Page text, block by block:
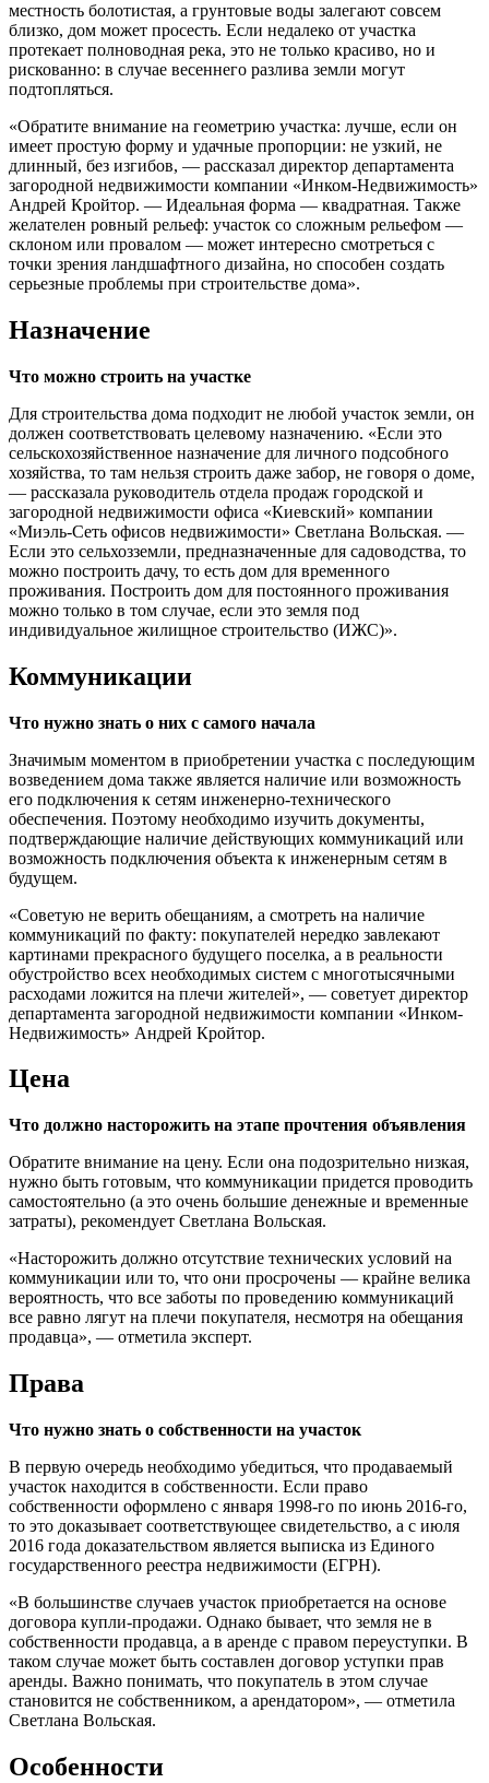
местность болотистая, а грунтовые воды залегают совсем
близко, дом может просесть. Если недалеко от участка
протекает полноводная река, это не только красиво, но и
рискованно: в случае весеннего разлива земли могут
подтопляться.
«Обратите внимание на геометрию участка: лучше, если он
имеет простую форму и удачные пропорции: не узкий, не
длинный, без изгибов, — рассказал директор департамента
загородной недвижимости компании «Инком-Недвижимость»
Андрей Кройтор. — Идеальная форма — квадратная. Также
желателен ровный рельеф: участок со сложным рельефом —
склоном или провалом — может интересно смотреться с
точки зрения ландшафтного дизайна, но способен создать
серьезные проблемы при строительстве дома».
Назначение
Что можно строить на участке
Для строительства дома подходит не любой участок земли, он
должен соответствовать целевому назначению. «Если это
сельскохозяйственное назначение для личного подсобного
хозяйства, то там нельзя строить даже забор, не говоря о доме,
— рассказала руководитель отдела продаж городской и
загородной недвижимости офиса «Киевский» компании
«Миэль-Сеть офисов недвижимости» Светлана Вольская. —
Если это сельхозземли, предназначенные для садоводства, то
можно построить дачу, то есть дом для временного
проживания. Построить дом для постоянного проживания
можно только в том случае, если это земля под
индивидуальное жилищное строительство (ИЖС)».
Коммуникации
Что нужно знать о них с самого начала
Значимым моментом в приобретении участка с последующим
возведением дома также является наличие или возможность
его подключения к сетям инженерно-технического
обеспечения. Поэтому необходимо изучить документы,
подтверждающие наличие действующих коммуникаций или
возможность подключения объекта к инженерным сетям в
будущем.
«Советую не верить обещаниям, а смотреть на наличие
коммуникаций по факту: покупателей нередко завлекают
картинами прекрасного будущего поселка, а в реальности
обустройство всех необходимых систем с многотысячными
расходами ложится на плечи жителей», — советует директор
департамента загородной недвижимости компании «Инком-
Недвижимость» Андрей Кройтор.
Цена
Что должно насторожить на этапе прочтения объявления
Обратите внимание на цену. Если она подозрительно низкая,
нужно быть готовым, что коммуникации придется проводить
самостоятельно (а это очень большие денежные и временные
затраты), рекомендует Светлана Вольская.
«Насторожить должно отсутствие технических условий на
коммуникации или то, что они просрочены — крайне велика
вероятность, что все заботы по проведению коммуникаций
все равно лягут на плечи покупателя, несмотря на обещания
продавца», — отметила эксперт.
Права
Что нужно знать о собственности на участок
В первую очередь необходимо убедиться, что продаваемый
участок находится в собственности. Если право
собственности оформлено с января 1998-го по июнь 2016-го,
то это доказывает соответствующее свидетельство, а с июля
2016 года доказательством является выписка из Единого
государственного реестра недвижимости (ЕГРН).
«В большинстве случаев участок приобретается на основе
договора купли-продажи. Однако бывает, что земля не в
собственности продавца, а в аренде с правом переуступки. В
таком случае может быть составлен договор уступки прав
аренды. Важно понимать, что покупатель в этом случае
становится не собственником, а арендатором», — отметила
Светлана Вольская.
Особенности